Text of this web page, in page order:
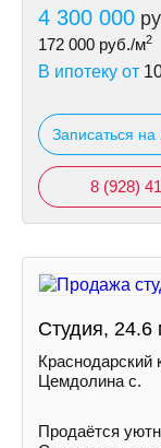
4 300 000
172 000 руб./м2
В ипотеку от
Записаться
8 (928)
Студия, 24.6
Краснодарский
Цемдолина с.
Продаётся